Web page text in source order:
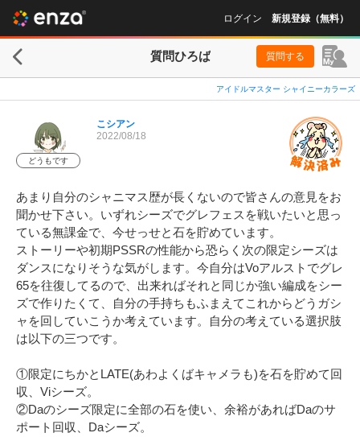
ログイン 新規登録（無料）
質問ひろば 質問する
アイドルマスター シャイニーカラーズ
どうもです
こシアン
2022/08/18
あまり自分のシャニマス歴が長くないので皆さんの意見をお
聞かせ下さい。いずれシーズでグレフェスを戦いたいと思っ
ている無課金で、今せっせと石を貯めています。
ストーリーや初期PSSRの性能から恐らく次の限定シーズは
ダンスになりそうな気がします。今自分はVoアルストでグレ
65を往復してるので、出来ればそれと同じか強い編成をシー
ズで作りたくて、自分の手持ちもふまえてこれからどうガシ
ャを回していこうか考えています。自分の考えている選択肢
は以下の三つです。
①限定にちかとLATE(あわよくばキャメラも)を石を貯めて回
収、Viシーズ。
②Daのシーズ限定に全部の石を使い、余裕があればDaのサ
ポート回収、Daシーズ。